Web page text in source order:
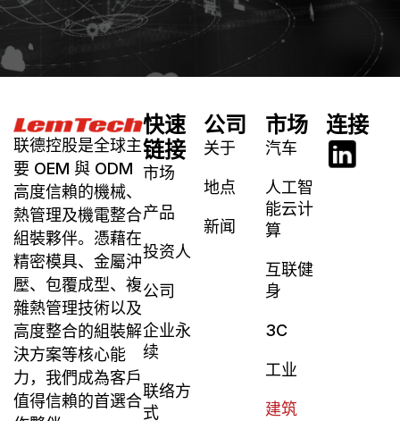
联德控股是全球主
要 OEM 與 ODM
高度信賴的機械、
熱管理及機電整合
組裝夥伴。憑藉在
精密模具、金屬沖
壓、包覆成型、複
雜熱管理技術以及
高度整合的組裝解
決方案等核心能
力，我們成為客戶
值得信賴的首選合
快速
链接
市场
产品
投资人
公司
企业永
续
联络方
式
公司
关于
地点
新闻
市场
汽车
人工智
能云计
算
互联健
身
3C
工业
建筑
连接